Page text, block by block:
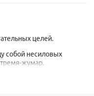
целей.
собой несиловых
жумар.
в цепях страховки и